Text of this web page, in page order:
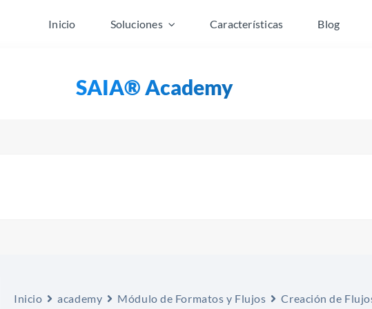
Inicio Soluciones Características Blog
SAIA® Academy
Inicio academy Módulo de Formatos y Flujos Creación de